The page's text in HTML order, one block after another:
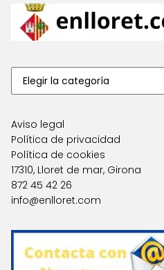
Aviso legal
Política de privacidad
Política de cookies
17310, Lloret de mar, Girona
872 45 42 26
info@enlloret.com